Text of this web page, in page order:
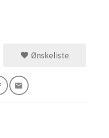
Ønskeliste